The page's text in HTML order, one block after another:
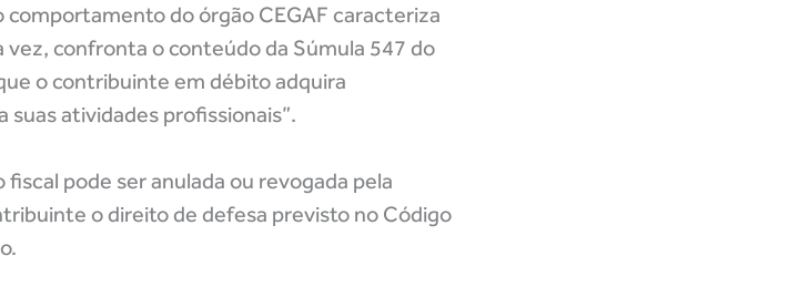
comportamento do órgão CEGAF caracteriza
confronta o conteúdo da Súmula 547 do
o contribuinte em débito adquira
atividades profissionais”.
pode ser anulada ou revogada pela
o direito de defesa previsto no Código